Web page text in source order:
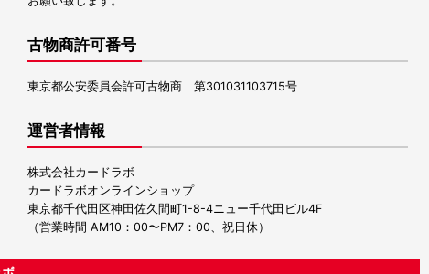
古物商許可番号
東京都公安委員会許可古物商 第301031103715号
運営者情報
株式会社カードラボ
カードラボオンラインショップ
東京都千代田区神田佐久間町1-8-4ニュー千代田ビル4F
（営業時間 AM10：00〜PM7：00、祝日休）